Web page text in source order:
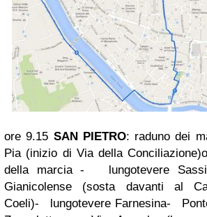
ore 9.15 SAN PIETRO: raduno dei
Pia (inizio di Via della Conciliazione)
della marcia- lungotevere
Gianicolense (sosta davanti al
Coeli)- lungotevere Farnesina-